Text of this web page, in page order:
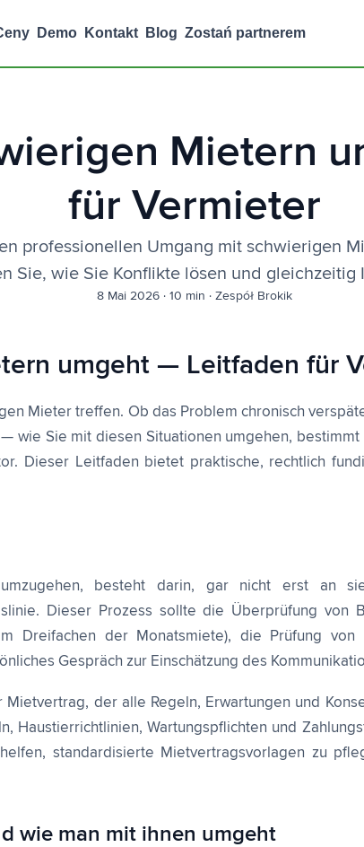
Demo Kontakt Blog Zostań partnerem
Mietern
für Vermieter
professionellen Umgang mit schwierigen
Sie, wie Sie Konflikte lösen und gleichzeitig
8 Mai 2026 · 10 min · Zespół Brokik
umgeht — Leitfaden für
Mieter treffen. Ob das Problem chronisch
wie Sie mit diesen Situationen umgehen,
Dieser Leitfaden bietet praktische, rechtlich
besteht darin, gar nicht erst an
Dieser Prozess sollte die Überprüfung von
Dreifachen der Monatsmiete), die Prüfung
Gespräch zur Einschätzung des
der alle Regeln, Erwartungen und
Haustierrichtlinien, Wartungspflichten und
standardisierte Mietvertragsvorlagen zu
wie man mit ihnen umgeht